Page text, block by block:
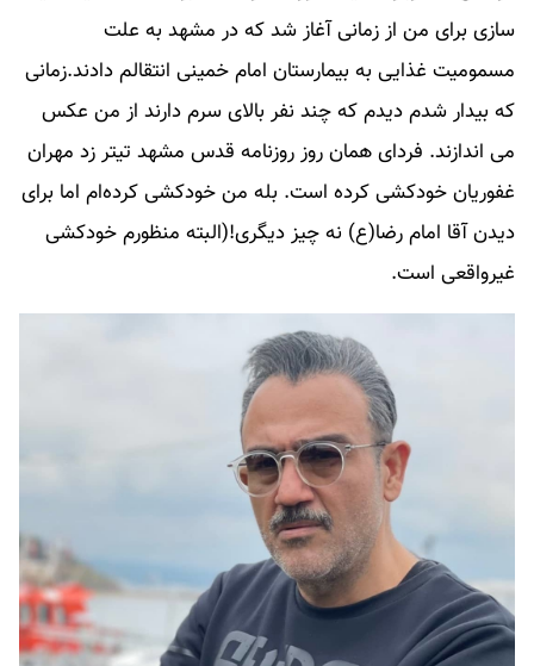
سازی برای من از زمانی آغاز شد که در مشهد به علت
مسمومیت غذایی به بیمارستان امام خمینی انتقالم دادند.زمانی
که بیدار شدم دیدم که چند نفر بالای سرم دارند از من عکس
می اندازند. فردای همان روز روزنامه قدس مشهد تیتر زد مهران
غفوریان خودکشی کرده است. بله من خودکشی کرده‌ام اما برای
دیدن آقا امام رضا(ع) نه چیز دیگری!(البته منظورم خودکشی
غیرواقعی است.